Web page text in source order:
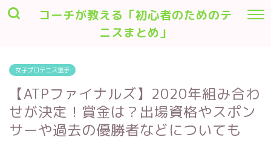
コーチが教える「初心者のためのテ
ニスまとめ」
女子プロテニス選手
【ATPファイナルズ】2020年組み合わ
せが決定！賞金は？出場資格やスポン
サーや過去の優勝者などについても